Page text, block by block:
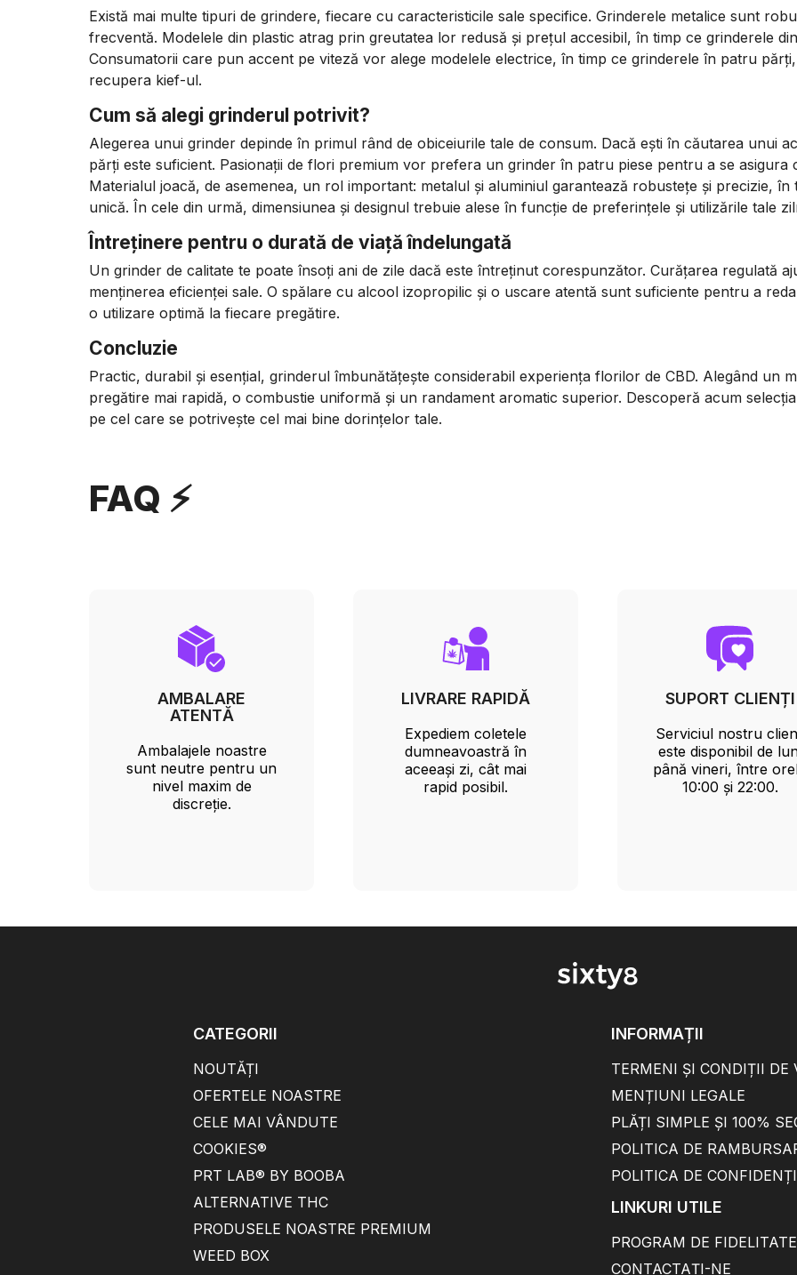
Există mai multe tipuri de grindere, fiecare cu caracteristicile sale specifice. Grinderele metalice sunt
frecventă. Modelele din plastic atrag prin greutatea lor redusă și prețul accesibil, în timp ce grinderele
Consumatorii care pun accent pe viteză vor alege modelele electrice, în timp ce grinderele în patru
recupera kief-ul.
Cum să alegi grinderul potrivit?
Alegerea unui grinder depinde în primul rând de obiceiurile tale de consum. Dacă ești în căutarea unui
părți este suficient. Pasionații de flori premium vor prefera un grinder în patru piese pentru a se asigura
Materialul joacă, de asemenea, un rol important: metalul și aluminiul garantează robustețe și precizie,
unică. În cele din urmă, dimensiunea și designul trebuie alese în funcție de preferințele și utilizările tale
Întreținere pentru o durată de viață îndelungată
Un grinder de calitate te poate însoți ani de zile dacă este întreținut corespunzător. Curățarea regulată
menținerea eficienței sale. O spălare cu alcool izopropilic și o uscare atentă sunt suficiente pentru a
o utilizare optimă la fiecare pregătire.
Concluzie
Practic, durabil și esențial, grinderul îmbunătățește considerabil experiența florilor de CBD. Alegând un
pregătire mai rapidă, o combustie uniformă și un randament aromatic superior. Descoperă acum
pe cel care se potrivește cel mai bine dorințelor tale.
FAQ ⚡
AMBALARE
ATENTĂ
Ambalajele noastre
sunt neutre pentru un
nivel maxim de
discreție.
LIVRARE RAPIDĂ
Expediem coletele
dumneavoastră în
aceeași zi, cât mai
rapid posibil.
SUPORT CLIENȚI
Serviciul nostru
este disponibil de
până vineri, între
10:00 și 22:00.
CATEGORII
NOUTĂȚI
OFERTELE NOASTRE
CELE MAI VÂNDUTE
COOKIES®
PRT LAB® BY BOOBA
ALTERNATIVE THC
PRODUSELE NOASTRE PREMIUM
WEED BOX
INFORMAȚII
TERMENI ȘI CONDIȚII DE
MENȚIUNI LEGALE
PLĂȚI SIMPLE ȘI 100%
POLITICA DE
POLITICA DE
LINKURI UTILE
PROGRAM DE FIDELITATE
CONTACTAȚI-NE